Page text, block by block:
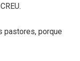
pastores, porque